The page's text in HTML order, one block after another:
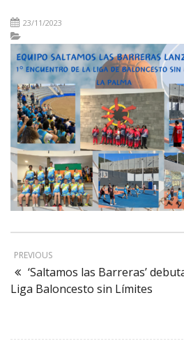
23/11/2023
PREVIOUS
‘Saltamos las Barreras’
Liga Baloncesto sin Límites